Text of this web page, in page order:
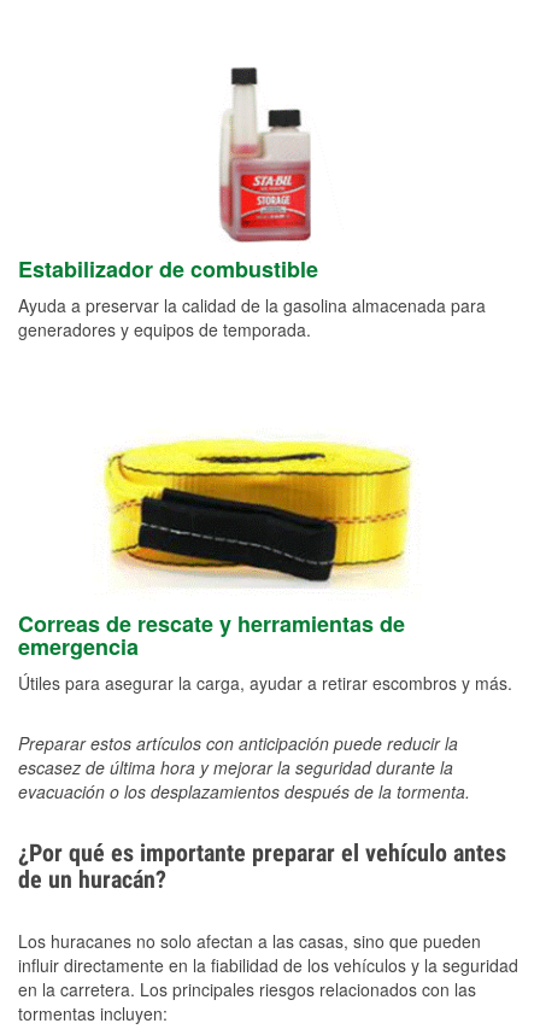
Estabilizador de combustible
Ayuda a preservar la calidad de la gasolina almacenada para
generadores y equipos de temporada.
Correas de rescate y herramientas de
emergencia
Útiles para asegurar la carga, ayudar a retirar escombros y más.
Preparar estos artículos con anticipación puede reducir la
escasez de última hora y mejorar la seguridad durante la
evacuación o los desplazamientos después de la tormenta.
¿Por qué es importante preparar el vehículo antes
de un huracán?
Los huracanes no solo afectan a las casas, sino que pueden
influir directamente en la fiabilidad de los vehículos y la seguridad
en la carretera. Los principales riesgos relacionados con las
tormentas incluyen: